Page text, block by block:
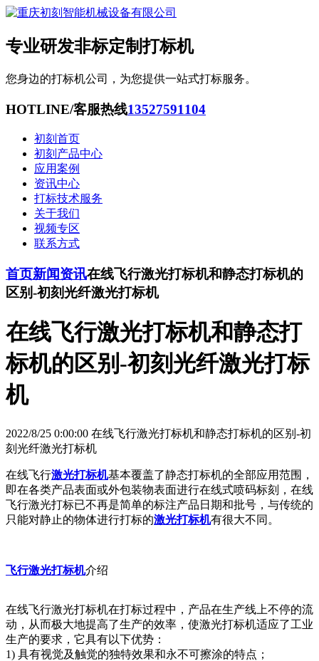
专业研发非标定制打标机
您身边的打标机公司，为您提供一站式打标服务。
HOTLINE/客服热线13527591104
初刻首页
初刻产品中心
应用案例
资讯中心
打标技术服务
关于我们
视频专区
联系方式
首页新闻资讯在线飞行激光打标机和静态打标机的
区别-初刻光纤激光打标机
在线飞行激光打标机和静态打
标机的区别-初刻光纤激光打标
机
2022/8/25 0:00:00 在线飞行激光打标机和静态打标机的区别-初
刻光纤激光打标机
在线飞行激光打标机基本覆盖了静态打标机的全部应用范围，
即在各类产品表面或外包装物表面进行在线式喷码标刻，在线
飞行激光打标已不再是简单的标注产品日期和批号，与传统的
只能对静止的物体进行打标的激光打标机有很大不同。
飞行激光打标机介绍
在线飞行激光打标机在打标过程中，产品在生产线上不停的流
动，从而极大地提高了生产的效率，使激光打标机适应了工业
生产的要求，它具有以下优势：
1) 具有视觉及触觉的独特效果和永不可擦涂的特点；